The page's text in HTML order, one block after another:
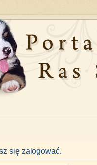
się zalogować.